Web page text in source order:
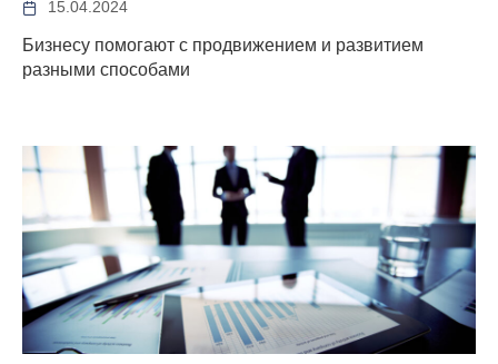
15.04.2024
Бизнесу помогают с продвижением и развитием
разными способами